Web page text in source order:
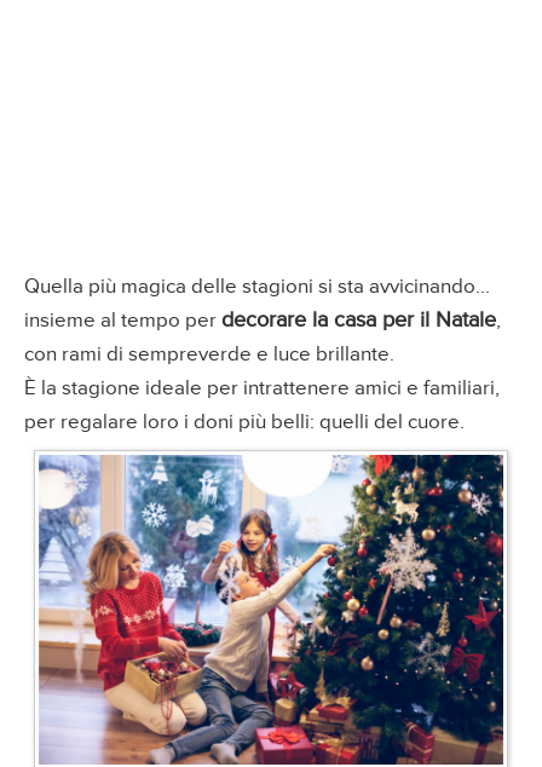
Quella più magica delle stagioni si sta avvicinando...
insieme al tempo per decorare la casa per il Natale,
con rami di sempreverde e luce brillante.
È la stagione ideale per intrattenere amici e familiari,
per regalare loro i doni più belli: quelli del cuore.